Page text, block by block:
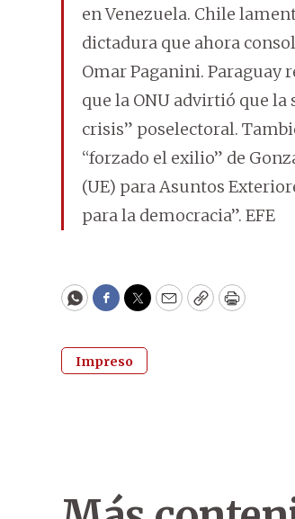
en Venezuela. Chile
dictadura que ahora
Omar Paganini. Paraguay
que la ONU advirtió que
crisis” poselectoral.
“forzado el exilio” de
(UE) para Asuntos
para la democracia”. EFE
WhatsApp
Facebook
Twitter
EmailCopyPrint
Impreso